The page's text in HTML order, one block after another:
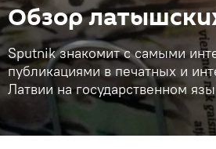
Обзор
Sputnik знакомит с самыми
публикациями в печатных и
Латвии на государственном